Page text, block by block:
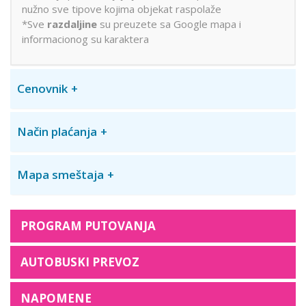
nužno sve tipove kojima objekat raspolaže
*Sve razdaljine su preuzete sa Google mapa i
informacionog su karaktera
Cenovnik
Način plaćanja
Mapa smeštaja
PROGRAM PUTOVANJA
AUTOBUSKI PREVOZ
NAPOMENE